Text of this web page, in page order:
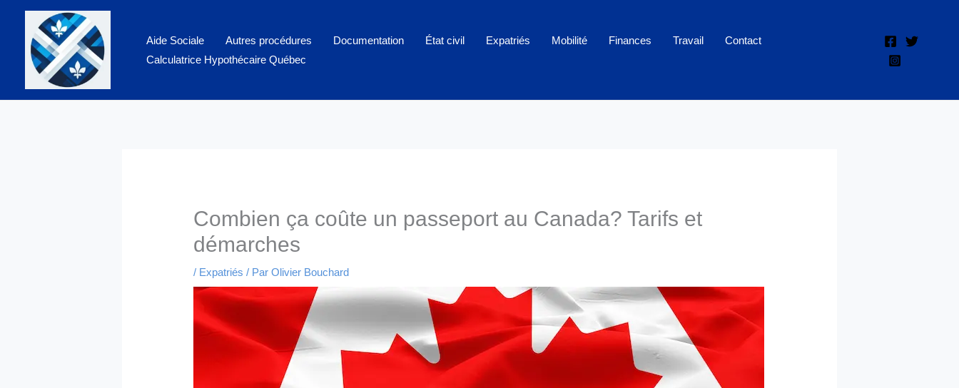
contenu
Aide Sociale Autres procédures Documentation État civil Expatriés Mobilité Finances Travail
Contact
Calculatrice Hypothécaire Québec
Combien ça coûte un passeport au Canada? Tarifs et
démarches
/ Expatriés / ParOlivier Bouchard